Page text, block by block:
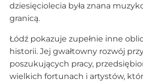
dziesięciolecia była znana
granicą.
Łódź pokazuje zupełnie inne
historii. Jej gwałtowny rozwój
poszukujących pracy,
wielkich fortunach i artystów,